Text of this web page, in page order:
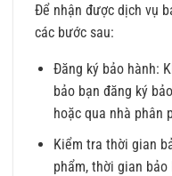
Để nhận được dịch vụ
các bước sau:
Đăng ký bảo hành:
bảo bạn đăng ký
hoặc qua nhà phân
Kiểm tra thời gian
phẩm, thời gian